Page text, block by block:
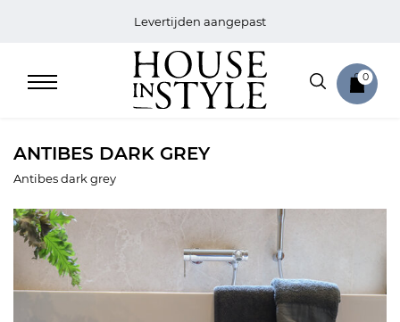
Levertijden aangepast
0
Home
Bed
Sale
ANTIBES DARK GREY
Antibes dark grey